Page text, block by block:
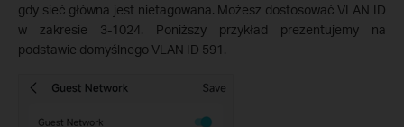
gdy sieć główna jest nietagowana. Możesz dostosować VLAN ID
w zakresie 3-1024. Poniższy przykład prezentujemy na
podstawie domyślnego VLAN ID 591.